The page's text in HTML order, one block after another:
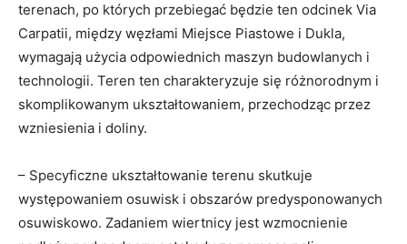
terenach, po których przebiegać będzie ten odcinek Via
Carpatii, między węzłami Miejsce Piastowe i Dukla,
wymagają użycia odpowiednich maszyn budowlanych i
technologii. Teren ten charakteryzuje się różnorodnym i
skomplikowanym ukształtowaniem, przechodząc przez
wzniesienia i doliny.
– Specyficzne ukształtowanie terenu skutkuje
występowaniem osuwisk i obszarów predysponowanych
osuwiskowo. Zadaniem wiertnicy jest wzmocnienie